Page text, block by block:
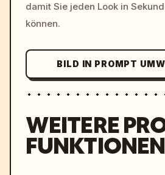
damit Sie jeden Look in
können.
BILD IN PROMPT
WEITERE
FUNKTIONEN